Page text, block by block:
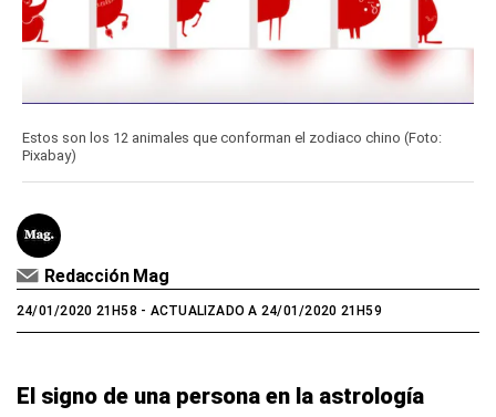
Estos son los 12 animales que conforman el zodiaco chino (Foto:
Pixabay)
Redacción Mag
24/01/2020 21H58 - ACTUALIZADO A 24/01/2020 21H59
El signo de una persona en la astrología